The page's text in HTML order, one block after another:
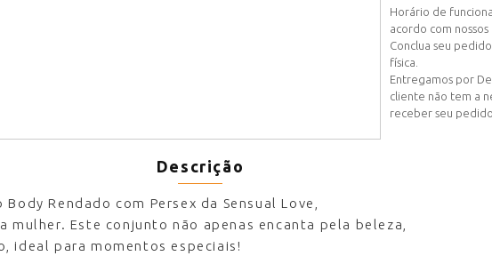
Horário de
acordo com nossos
Conclua seu
física.
Entregamos por
cliente não tem a
receber seu
Descrição
Rendado com Persex da Sensual Love,
Este conjunto não apenas encanta pela beleza,
ideal para momentos especiais!